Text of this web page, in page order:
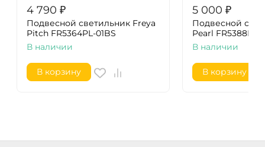
4 790 ₽
Подвесной светильник Freya
Pitch FR5364PL-01BS
В наличии
В корзину
5 000 ₽
Подвесной
Pearl FR5388PL-
В наличии
В корзину